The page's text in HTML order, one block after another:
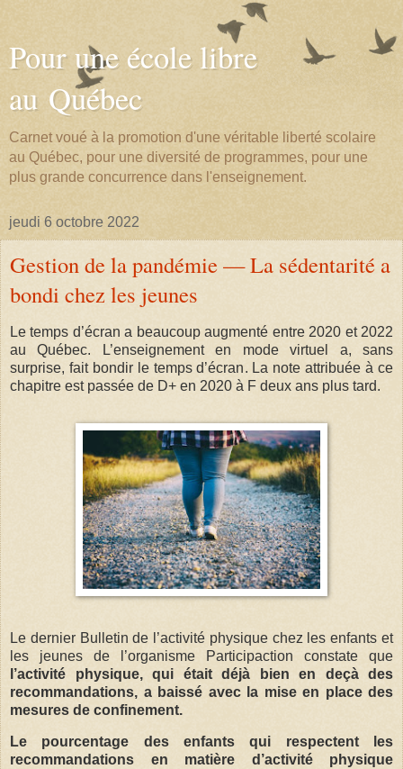
Pour une école libre
au Québec
Carnet voué à la promotion d'une véritable liberté scolaire
au Québec, pour une diversité de programmes, pour une
plus grande concurrence dans l'enseignement.
jeudi 6 octobre 2022
Gestion de la pandémie — La sédentarité a
bondi chez les jeunes
Le temps d’écran a beaucoup augmenté entre 2020 et 2022
au Québec. L’enseignement en mode virtuel a, sans
surprise, fait bondir le temps d’écran. La note attribuée à ce
chapitre est passée de D+ en 2020 à F deux ans plus tard.
Le dernier Bulletin de l’activité physique chez les enfants et
les jeunes de l’organisme Participaction constate que
l’activité physique, qui était déjà bien en deçà des
recommandations, a baissé avec la mise en place des
mesures de confinement.
Le pourcentage des enfants qui respectent les
recommandations en matière d’activité physique